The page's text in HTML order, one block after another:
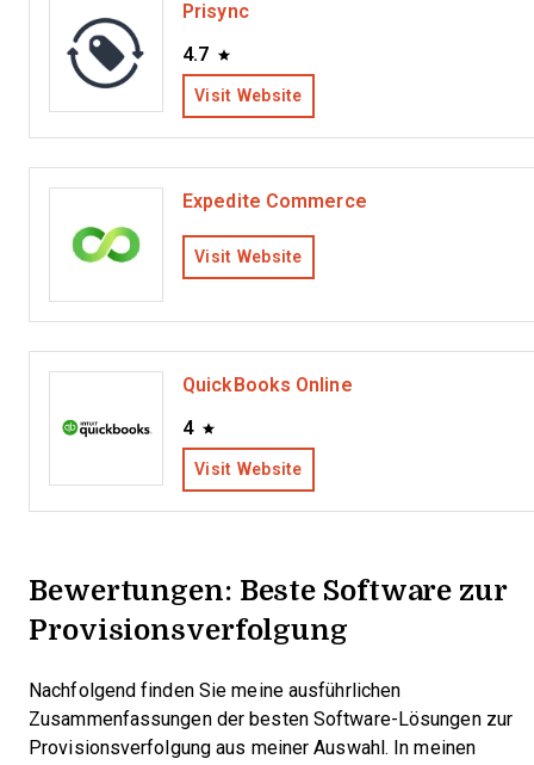
Prisync
4.7
Visit Website
Expedite Commerce
Visit Website
QuickBooks Online
4
Visit Website
Bewertungen: Beste Software zur
Provisionsverfolgung
Nachfolgend finden Sie meine ausführlichen
Zusammenfassungen der besten Software-Lösungen zur
Provisionsverfolgung aus meiner Auswahl. In meinen